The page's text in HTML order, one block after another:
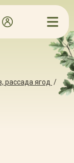
рассада ягод /